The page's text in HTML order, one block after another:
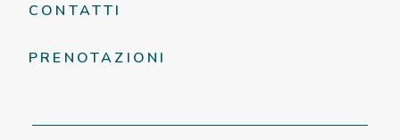
CONTATTI
PRENOTAZIONI